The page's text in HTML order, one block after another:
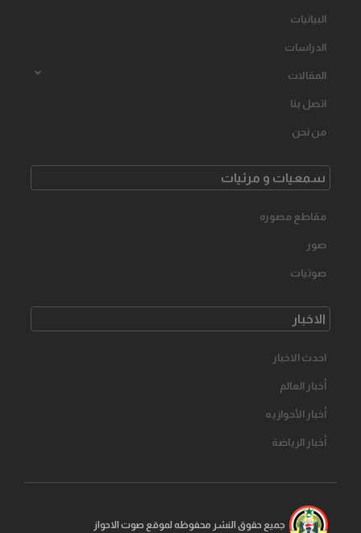
البیانیات
الدراسات
المقالات
اتصل بنا
من نحن
سمعیات و مرئیات
مقاطع مصوره
صور
صوتیات
الاخبار
احدث الاخبار
أخبار العالم
أخبار الأحوازیه
أخبار الرياضة
جمیع حقوق النشر محفوظه لموقع صوت الاحواز